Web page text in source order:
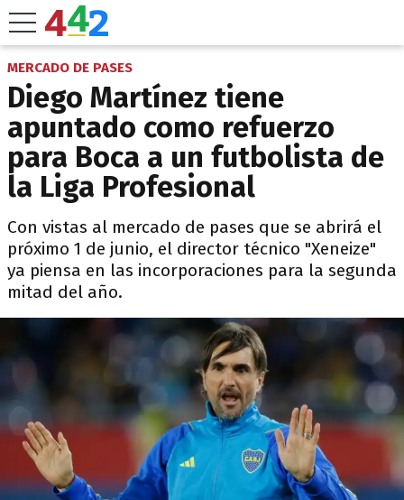
MERCADO DE PASES
Diego Martínez tiene
apuntado como refuerzo
para Boca a un futbolista de
la Liga Profesional
Con vistas al mercado de pases que se abrirá el
próximo 1 de junio, el director técnico "Xeneize"
ya piensa en las incorporaciones para la segunda
mitad del año.